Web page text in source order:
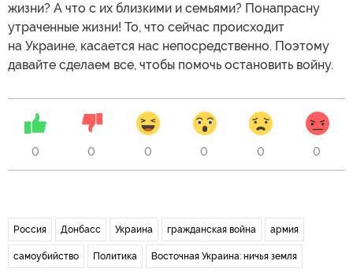
жизни? А что с их близкими и семьями? Понапрасну
утраченные жизни! То, что сейчас происходит
на Украине, касается нас непосредственно. Поэтому
давайте сделаем все, чтобы помочь остановить войну.
0 0 0 0 0 0
Россия Донбасс Украина гражданская война армия
самоубийство Политика Восточная Украина: ничья земля